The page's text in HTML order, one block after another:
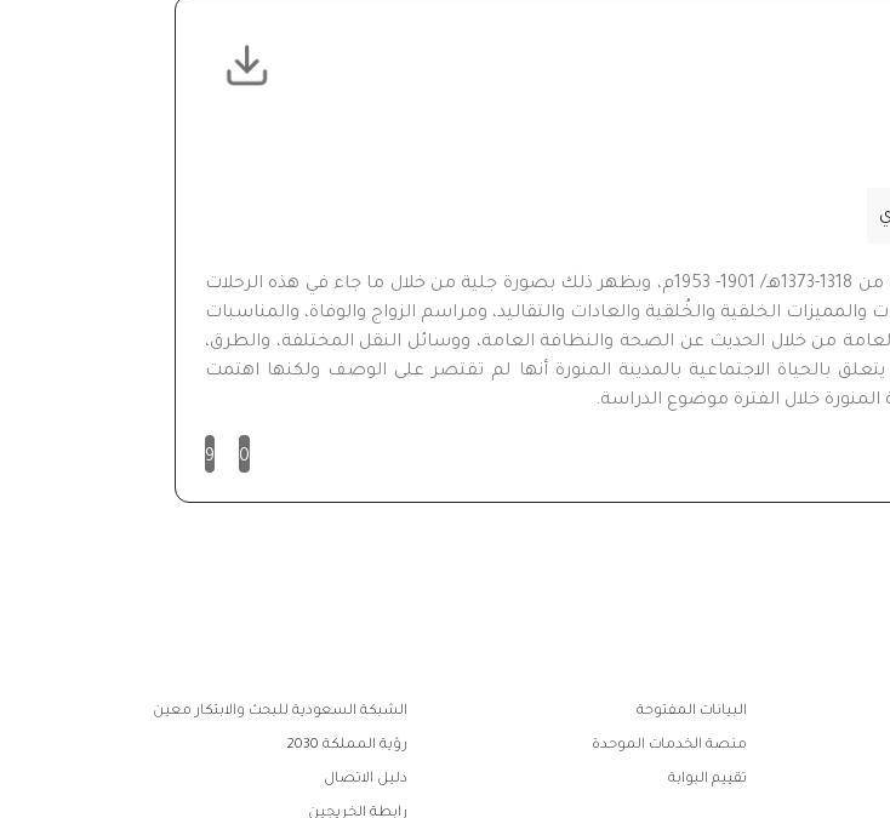
تعد الرحلات المصرية من أهم مصادر الحياة الاجتماعية للمدينة المنورة إبان الفترة الممتدة من 1318-1373هـ/ 1901- 1953م، ويظهر ذلك بصورة جلية من خلال ما جاء في هذه الرحلات
الخلقية والخُلقية والعادات والتقاليد، ومراسم الزواج والوفاة، والمناسبات
من خلال الحديث عن الصحة والنظافة العامة، ووسائل النقل المختلفة، والطرق،
بالحياة الاجتماعية بالمدينة المنورة أنها لم تقتصر على الوصف ولكنها اهتمت
خلال الفترة موضوع الدراسة.
0
9
البيانات المفتوحة الشبكة السعودية للبحث والابتكار معين
منصة الخدمات الموحدة رؤية المملكة 2030
تقييم البوابة دليل الاتصال
رابطة الخريجين